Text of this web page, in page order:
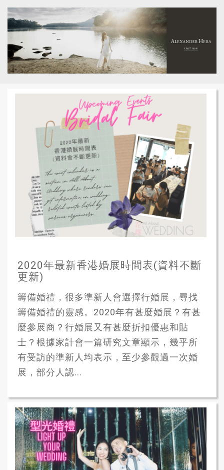
2020年最新香港婚展時間表(資料不斷
更新)
籌備婚禮，很多準新人會選擇行婚展，尋找
籌備婚禮的靈感。2020年有甚麼婚展？有甚
麼參展商？行婚展又有甚麼折扣優惠和貼
士？根據家計會一篇研究文章顯示，幾乎所
有受訪的準新人均表示，至少參觀過一次婚
展，部分人認...